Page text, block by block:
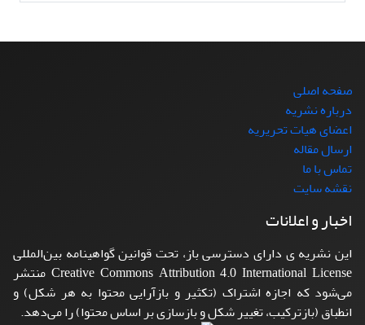
صفحه اصلی
درباره نشریه
اعضای هیات تحریریه
ارسال مقاله
تماس با ما
نقشه سایت
اخبار و اعلانات
این نشریه ی دارای دسترسی باز، تحت قوانین گواهینامه بین‌المللی
Creative Commons Attribution 4.0 International License منتشر
می‌شود که اجازه اشتراک (تکثیر و بازآرایی محتوا به هر شکل) و
انطباق (بازترکیب، تغییر شکل و بازسازی بر اساس محتوا) را می‌دهد.